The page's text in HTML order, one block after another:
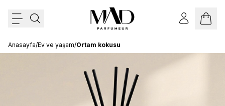
Anasayfa/Ev ve yaşam/Ortam kokusu